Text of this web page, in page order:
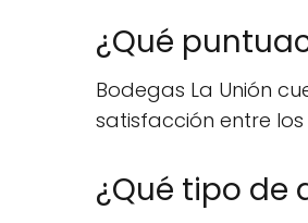
¿Qué
Bodegas La Unión
satisfacción entre
¿Qué tipo de